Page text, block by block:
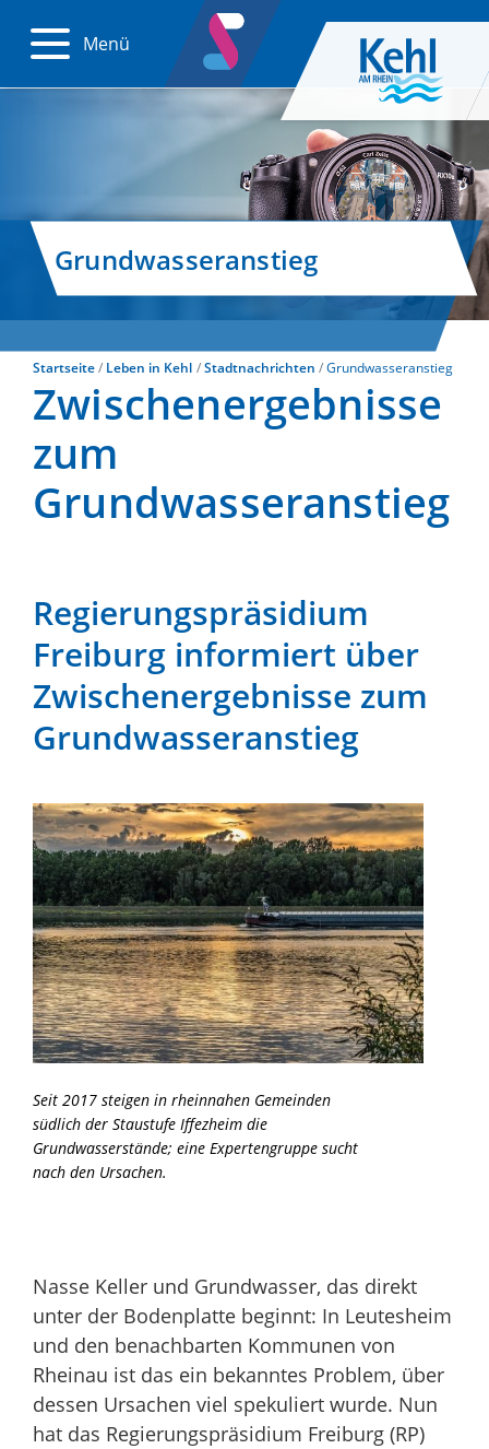
Menü
Grundwasseranstieg
Startseite Leben in Kehl Stadtnachrichten Grundwasseranstieg
Zwischenergebnisse
zum
Grundwasseranstieg
Regierungspräsidium
Freiburg informiert über
Zwischenergebnisse zum
Grundwasseranstieg
Seit 2017 steigen in rheinnahen Gemeinden
südlich der Staustufe Iffezheim die
Grundwasserstände; eine Expertengruppe sucht
nach den Ursachen.
Nasse Keller und Grundwasser, das direkt
unter der Bodenplatte beginnt: In Leutesheim
und den benachbarten Kommunen von
Rheinau ist das ein bekanntes Problem, über
dessen Ursachen viel spekuliert wurde. Nun
hat das Regierungspräsidium Freiburg (RP)